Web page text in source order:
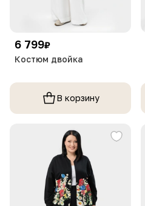
6 799₽
Костюм двойка
В корзину